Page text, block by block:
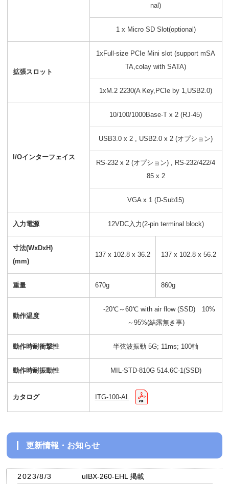
nal)
1 x Micro SD Slot(optional)
拡張スロット
1xFull-size PCIe Mini slot (support mSA
TA,colay with SATA)
1xM.2 2230(A Key,PCIe by 1,USB2.0)
I/Oインターフェイス
10/100/1000Base-T x 2 (RJ-45)
USB3.0 x 2 , USB2.0 x 2 (オプション)
RS-232 x 2 (オプション) , RS-232/422/4
85 x 2
VGA x 1 (D-Sub15)
入力電源 12VDC入力(2-pin terminal block)
寸法(WxDxH)
(mm)
137 x 102.8 x 36.2 137 x 102.8 x 56.2
重量 670g 860g
動作温度
-20℃～60℃ with air flow (SSD) 10%
～95%(結露無き事)
動作時耐衝撃性 半弦波振動 5G; 11ms; 100軸
動作時耐振動性 MIL-STD-810G 514.6C-1(SSD)
カタログ ITG-100-AL
更新情報・お知らせ
2023/8/3 uIBX-260-EHL 掲載